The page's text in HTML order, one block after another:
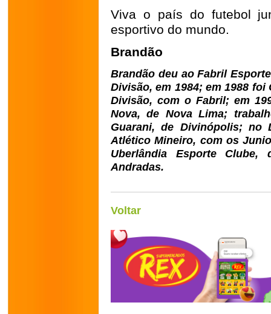
Viva o país do futebol
esportivo do mundo.
Brandão
Brandão deu ao Fabril
Divisão, em 1984; em 1988
Divisão, com o Fabril; em
Nova, de Nova Lima;
Guarani, de Divinópolis; no
Atlético Mineiro, com os
Uberlândia Esporte
Andradas.
Voltar